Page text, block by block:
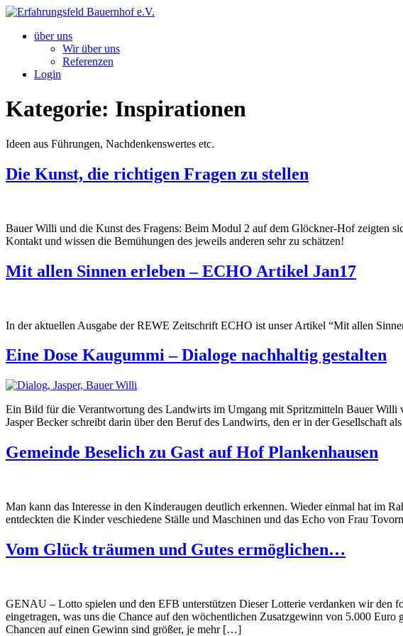
Zum
springenüber uns
Wir über uns
Referenzen
Login
Kategorie: Inspirationen
Ideen aus Führungen, Nachdenkenswertes etc.
Die Kunst, die richtigen Fragen zu stellen
Bauer Willi und die Kunst des Fragens: Beim Modul 2 auf dem Glöckner-Hof zeigten
Kontakt und wissen die Bemühungen des jeweils anderen sehr zu schätzen!
Mit allen Sinnen erleben – ECHO Artikel Jan17
In der aktuellen Ausgabe der REWE Zeitschrift ECHO ist unser Artikel “Mit allen
Eine Dose Kaugummi – Dialoge nachhaltig gestalten
Ein Bild für die Verantwortung des Landwirts im Umgang mit Spritzmitteln Bauer
Jasper Becker schreibt darin über den Beruf des Landwirts, den er in der Gesellschaft
Gemeinde Beselich zu Gast auf Hof Plankenhausen
Man kann das Interesse in den Kinderaugen deutlich erkennen. Wieder einmal hat im
entdeckten die Kinder veschiedene Ställe und Maschinen und das Echo von Frau
Vom Glück träumen und Gutes ermöglichen…
GENAU – Lotto spielen und den EFB unterstützen Dieser Lotterie verdanken wir den
eingetragen, was uns die Chance auf den wöchentlichen Zusatzgewinn von 5.000
Chancen auf einen Gewinn sind größer, je mehr […]